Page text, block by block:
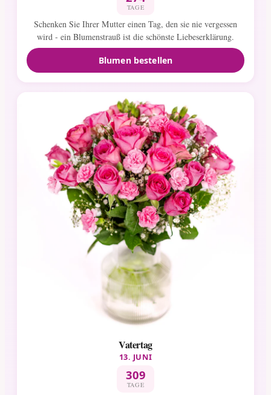
TAGE
Schenken Sie Ihrer Mutter einen Tag, den sie nie vergessen
wird - ein Blumenstrauß ist die schönste Liebeserklärung.
Blumen bestellen
Vatertag
13. JUNI
309
TAGE